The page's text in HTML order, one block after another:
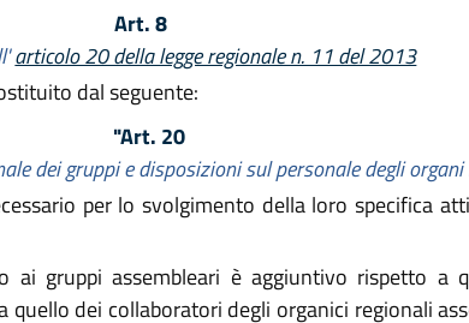
Art. 8
articolo 20 della legge regionale n. 11 del 2013
dal seguente:
"Art. 20
dei gruppi e disposizioni sul personale degli
per lo svolgimento della loro specifica
ai gruppi assembleari è aggiuntivo rispetto a
quello dei collaboratori degli organici regionali